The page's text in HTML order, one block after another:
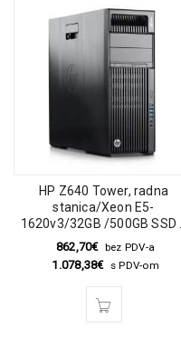
HP Z640 Tower, radna
stanica/Xeon E5-
1620v3/32GB /500GB SSD +
2TB HDD/DVD/M4000
/Windows 10 Pro MAR
862,70€ bez PDV-a
1.078,38€ s PDV-om